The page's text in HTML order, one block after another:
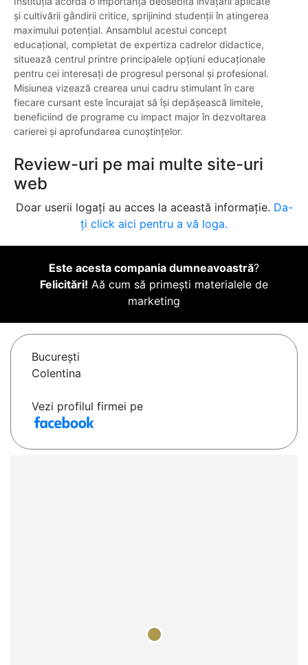
și cultivării gândirii critice, sprijinind studenții în atingerea
maximului potențial. Ansamblul acestui concept
educațional, completat de expertiza cadrelor didactice,
situează centrul printre principalele opțiuni educaționale
pentru cei interesați de progresul personal și profesional.
Misiunea vizează crearea unui cadru stimulant în care
fiecare cursant este încurajat să își depășească limitele,
beneficiind de programe cu impact major în dezvoltarea
carierei și aprofundarea cunoștințelor.
Review-uri pe mai multe site-uri
web
Doar userii logați au acces la această informație. Da-
ți click aici pentru a vă loga.
Este acesta compania dumneavoastră?
Felicitări! Aă cum să primești materialele de
marketing
Bucureşti
Colentina
Vezi profilul firmei pe